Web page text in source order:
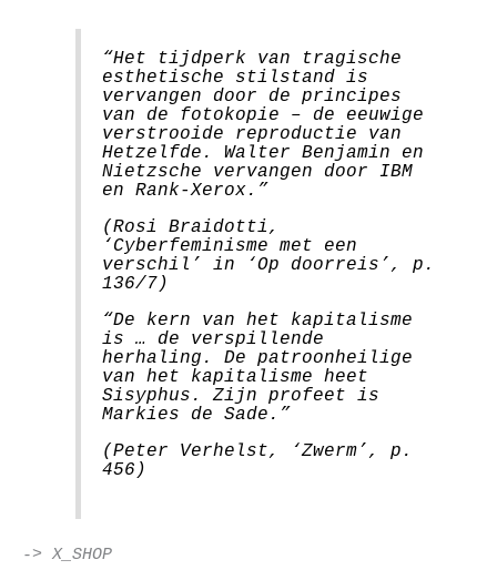
“Het tijdperk van tragische
esthetische stilstand is
vervangen door de principes
van de fotokopie – de eeuwige
verstrooide reproductie van
Hetzelfde. Walter Benjamin en
Nietzsche vervangen door IBM
en Rank-Xerox.”
(Rosi Braidotti,
‘Cyberfeminisme met een
verschil’ in ‘Op doorreis’, p.
136/7)
“De kern van het kapitalisme
is … de verspillende
herhaling. De patroonheilige
van het kapitalisme heet
Sisyphus. Zijn profeet is
Markies de Sade.”
(Peter Verhelst, ‘Zwerm’, p.
456)
-> X_SHOP